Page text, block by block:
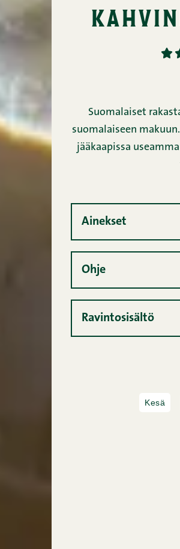
1
Suomalaiset
suomalaiseen
jääkaapissa
Ainekset
Ohje
Ravintosisältö
Kesä